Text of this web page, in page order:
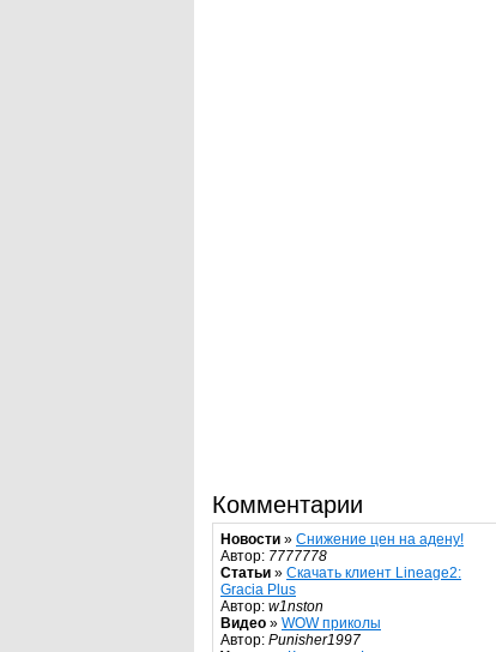
Комментарии
Новости » Снижение цен на адену!
Автор: 7777778
Статьи » Скачать клиент Lineage2:
Gracia Plus
Автор: w1nston
Видео » WOW приколы
Автор: Punisher1997